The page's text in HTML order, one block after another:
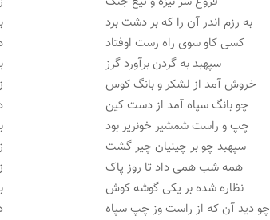
به رزم اندر آن را که بر دشت برد
کسی کاو سوی راه رست اوفتاد
سپهبد به گردن برآورد گرز
خروش آمد از لشکر و بانگ کوس
چو بانگ سپاه آمد از دست کین
چپ و راست شمشیر خونریز بود
سپهبد چو بر چینیان چیر گشت
همه شب همی داد تا روز پاک
نظاره شده بر یکی گوشه کوش
چو دید آن که از راست وز چپ سپاه